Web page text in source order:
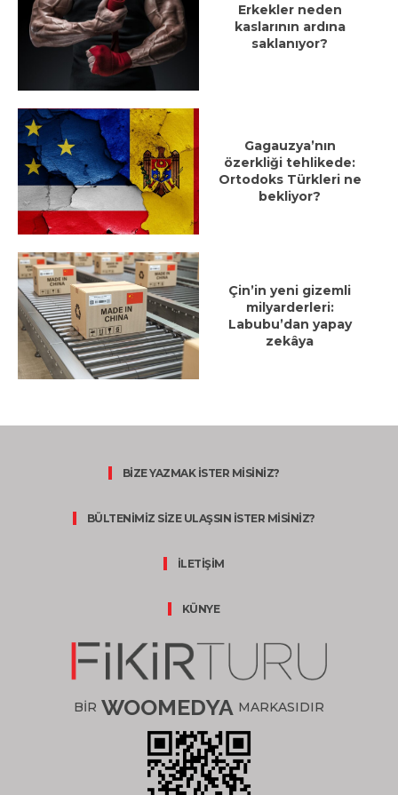
Erkekler neden
kaslarının ardına
saklanıyor?
Gagauzya’nın
özerkliği tehlikede:
Ortodoks Türkleri ne
bekliyor?
Çin’in yeni gizemli
milyarderleri:
Labubu’dan yapay
zekâya
BİZE YAZMAK İSTER MİSİNİZ?
BÜLTENİMİZ SİZE ULAŞSIN İSTER MİSİNİZ?
İLETİŞİM
KÜNYE
BİR WOOMEDYA MARKASIDIR